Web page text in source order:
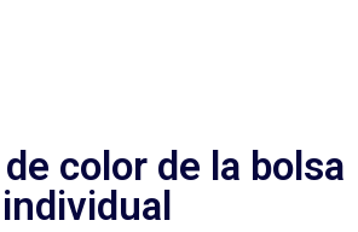
color de la bolsa
individual